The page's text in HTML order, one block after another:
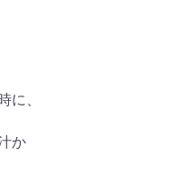
に、
か